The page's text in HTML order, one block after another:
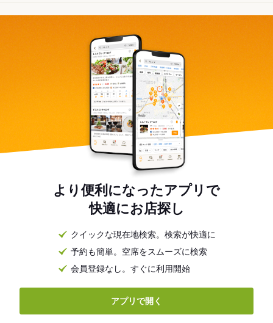
より便利になったアプリで
快適にお店探し
クイックな現在地検索。検索が快適に
予約も簡単。空席をスムーズに検索
会員登録なし。すぐに利用開始
アプリで開く